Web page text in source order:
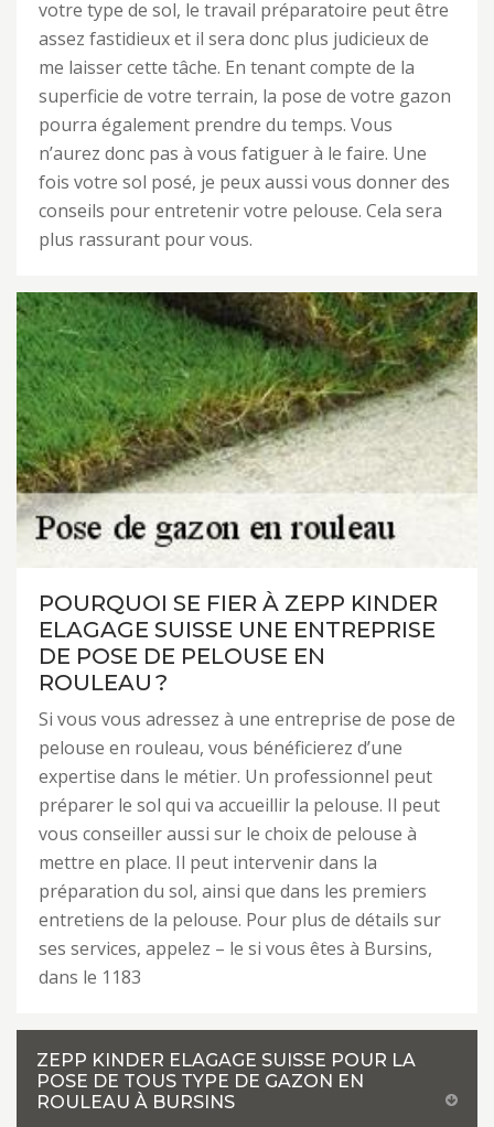
votre type de sol, le travail préparatoire peut être
assez fastidieux et il sera donc plus judicieux de
me laisser cette tâche. En tenant compte de la
superficie de votre terrain, la pose de votre gazon
pourra également prendre du temps. Vous
n’aurez donc pas à vous fatiguer à le faire. Une
fois votre sol posé, je peux aussi vous donner des
conseils pour entretenir votre pelouse. Cela sera
plus rassurant pour vous.
POURQUOI SE FIER À ZEPP KINDER
ELAGAGE SUISSE UNE ENTREPRISE
DE POSE DE PELOUSE EN
ROULEAU ?
Si vous vous adressez à une entreprise de pose de
pelouse en rouleau, vous bénéficierez d’une
expertise dans le métier. Un professionnel peut
préparer le sol qui va accueillir la pelouse. Il peut
vous conseiller aussi sur le choix de pelouse à
mettre en place. Il peut intervenir dans la
préparation du sol, ainsi que dans les premiers
entretiens de la pelouse. Pour plus de détails sur
ses services, appelez – le si vous êtes à Bursins,
dans le 1183
ZEPP KINDER ELAGAGE SUISSE POUR LA
POSE DE TOUS TYPE DE GAZON EN
ROULEAU À BURSINS